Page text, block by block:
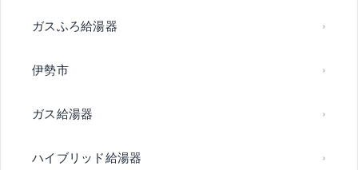
ガスふろ給湯器
伊勢市
ガス給湯器
ハイブリッド給湯器